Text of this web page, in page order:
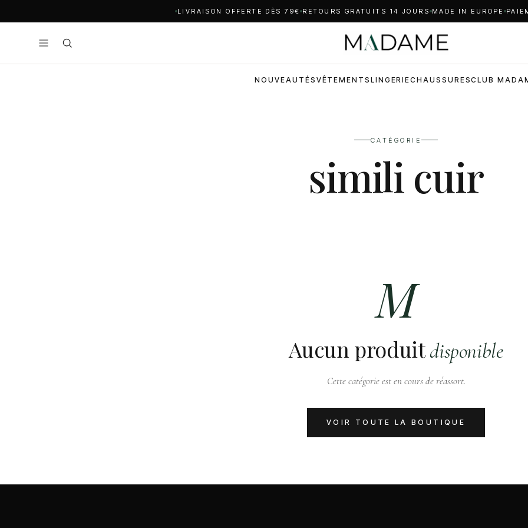
LIVRAISON OFFERTE DÈS 79€ RETOURS GRATUITS 14 JOURS MADE IN EUROPE
NOUVEAUTÉS VÊTEMENTS LINGERIECHAUSSURESCLUB
CATÉGORIE
simili cuir
M
Aucun produitdisponible
Cette catégorie est en cours de réassort.
VOIR TOUTE LA BOUTIQUE